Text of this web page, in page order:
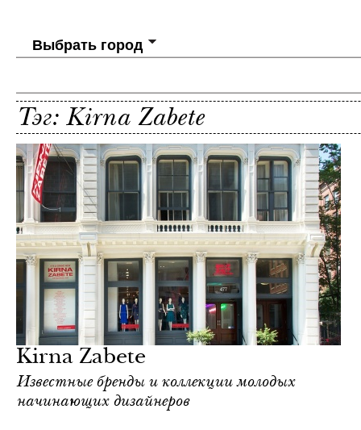
Выбрать город
Тэг: Kirna Zabete
Kirna Zabete
Известные бренды и коллекции молодых
начинающих дизайнеров